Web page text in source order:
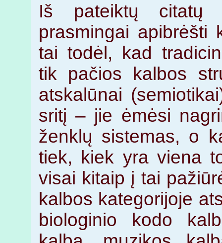
Iš pateiktų citatų
prasmingai apibrėšti
tai todėl, kad
tik pačios kalbos
atskalūnai
sritį – jie ėmėsi
ženklų sistemas, o
tiek, kiek yra viena
visai kitaip į tai
kalbos kategorijoje
biologinio kodo